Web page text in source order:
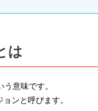
は
意味です。
ンと呼びます。